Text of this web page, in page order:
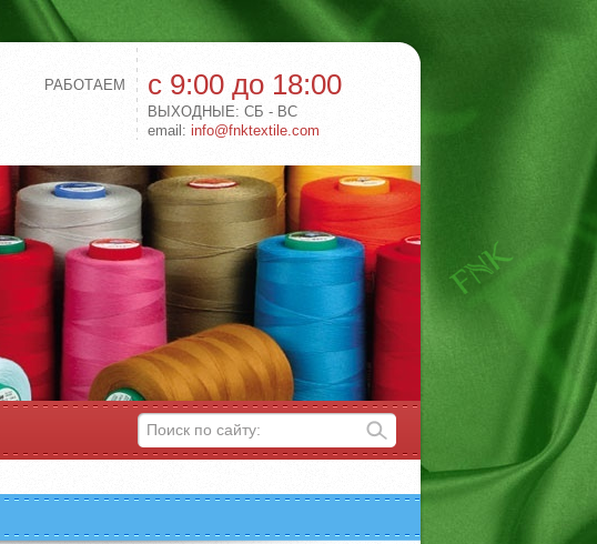
РАБОТАЕМ с 9:00 до 18:00
ВЫХОДНЫЕ: СБ - ВС
email: info@fnktextile.com